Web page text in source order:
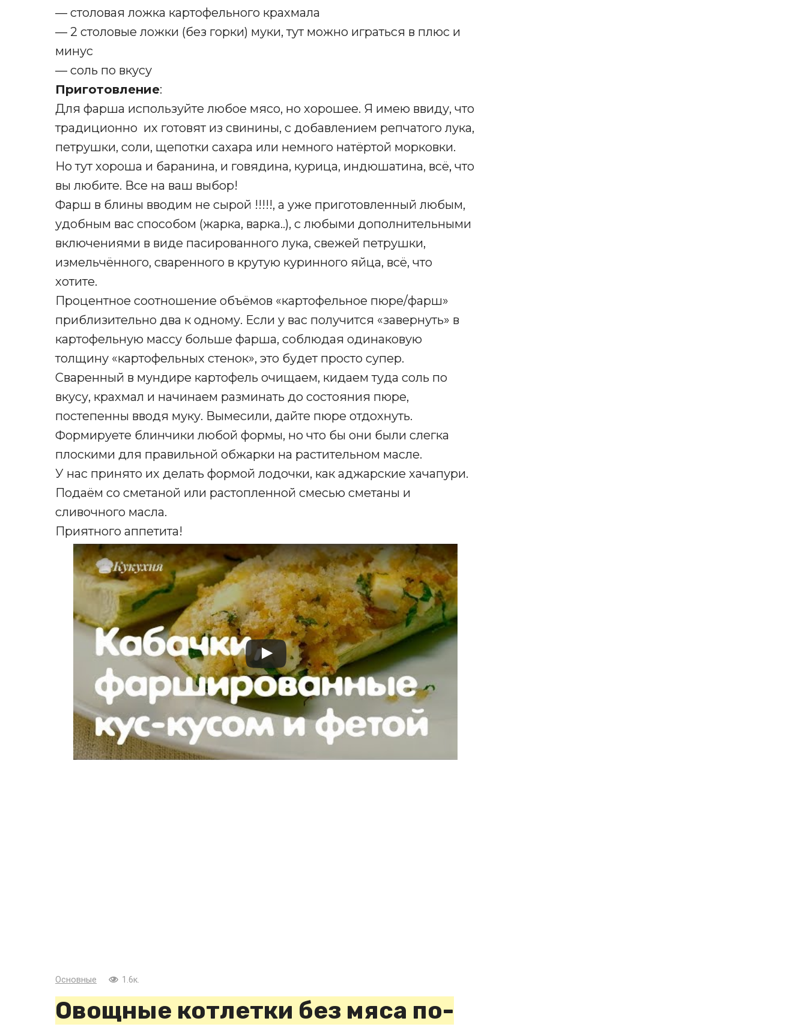
— столовая ложка картофельного крахмала
— 2 столовые ложки (без горки) муки, тут можно играться в плюс и
минус
— соль по вкусу
Приготовление:
Для фарша используйте любое мясо, но хорошее. Я имею ввиду, что
традиционно их готовят из свинины, с добавлением репчатого лука,
петрушки, соли, щепотки сахара или немного натёртой морковки.
Но тут хороша и баранина, и говядина, курица, индюшатина, всё, что
вы любите. Все на ваш выбор!
Фарш в блины вводим не сырой !!!!!, а уже приготовленный любым,
удобным вас способом (жарка, варка..), с любыми дополнительными
включениями в виде пасированного лука, свежей петрушки,
измельчённого, сваренного в крутую куринного яйца, всё, что
хотите.
Процентное соотношение объёмов «картофельное пюре/фарш»
приблизительно два к одному. Если у вас получится «завернуть» в
картофельную массу больше фарша, соблюдая одинаковую
толщину «картофельных стенок», это будет просто супер.
Сваренный в мундире картофель очищаем, кидаем туда соль по
вкусу, крахмал и начинаем разминать до состояния пюре,
постепенны вводя муку. Вымесили, дайте пюре отдохнуть.
Формируете блинчики любой формы, но что бы они были слегка
плоскими для правильной обжарки на растительном масле.
У нас принято их делать формой лодочки, как аджарские хачапури.
Подаём со сметаной или растопленной смесью сметаны и
сливочного масла.
Приятного аппетита!
Основные 1.6к.
Овощные котлетки без мяса по-